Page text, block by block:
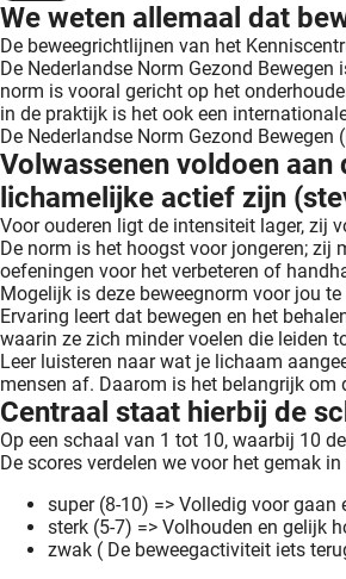
We weten allemaal dat
De beweegrichtlijnen van het
De Nederlandse Norm Gezond
norm is vooral gericht op het
in de praktijk is het ook een
De Nederlandse Norm Gezond
Volwassenen voldoen
lichamelijke actief zijn
Voor ouderen ligt de intensiteit lager, zij
De norm is het hoogst voor jongeren; zij
oefeningen voor het verbeteren of
Mogelijk is deze beweegnorm voor jou
Ervaring leert dat bewegen en het
waarin ze zich minder voelen die leiden
Leer luisteren naar wat je lichaam
mensen af. Daarom is het belangrijk om
Centraal staat hierbij de
Op een schaal van 1 tot 10, waarbij 10
De scores verdelen we voor het gemak
super (8-10) => Volledig voor gaan
sterk (5-7) => Volhouden en gelijk
zwak ( De beweegactiviteit iets